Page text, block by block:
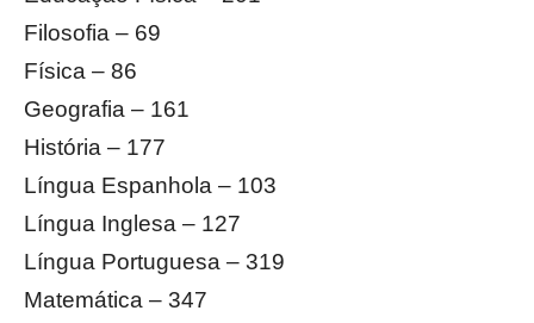
Filosofia – 69
Física – 86
Geografia – 161
História – 177
Língua Espanhola – 103
Língua Inglesa – 127
Língua Portuguesa – 319
Matemática – 347